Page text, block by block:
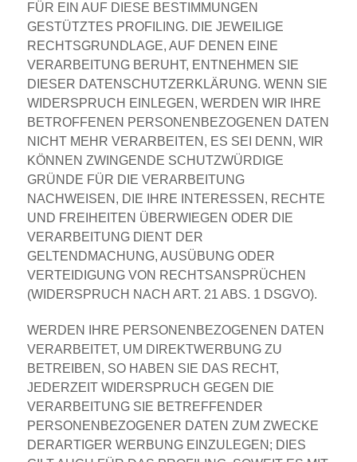
FÜR EIN AUF DIESE BESTIMMUNGEN
GESTÜTZTES PROFILING. DIE JEWEILIGE
RECHTSGRUNDLAGE, AUF DENEN EINE
VERARBEITUNG BERUHT, ENTNEHMEN SIE
DIESER DATENSCHUTZERKLÄRUNG. WENN SIE
WIDERSPRUCH EINLEGEN, WERDEN WIR IHRE
BETROFFENEN PERSONENBEZOGENEN DATEN
NICHT MEHR VERARBEITEN, ES SEI DENN, WIR
KÖNNEN ZWINGENDE SCHUTZWÜRDIGE
GRÜNDE FÜR DIE VERARBEITUNG
NACHWEISEN, DIE IHRE INTERESSEN, RECHTE
UND FREIHEITEN ÜBERWIEGEN ODER DIE
VERARBEITUNG DIENT DER
GELTENDMACHUNG, AUSÜBUNG ODER
VERTEIDIGUNG VON RECHTSANSPRÜCHEN
(WIDERSPRUCH NACH ART. 21 ABS. 1 DSGVO).
WERDEN IHRE PERSONENBEZOGENEN DATEN
VERARBEITET, UM DIREKTWERBUNG ZU
BETREIBEN, SO HABEN SIE DAS RECHT,
JEDERZEIT WIDERSPRUCH GEGEN DIE
VERARBEITUNG SIE BETREFFENDER
PERSONENBEZOGENER DATEN ZUM ZWECKE
DERARTIGER WERBUNG EINZULEGEN; DIES